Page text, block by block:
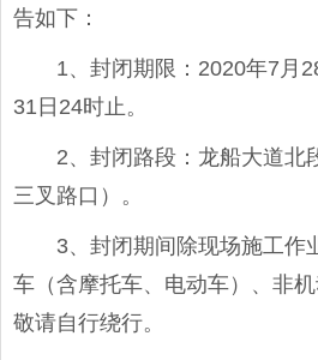
告如下：
1、封闭期限：2020年7月
31日24时止。
2、封闭路段：龙船大道北
三叉路口）。
3、封闭期间除现场施工作
车（含摩托车、电动车）、非
敬请自行绕行。